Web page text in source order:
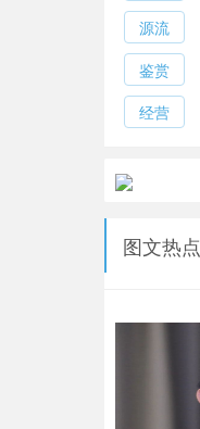
源流
鉴赏
经营
图文热点